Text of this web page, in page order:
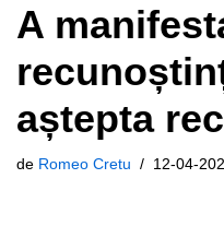
A
aștepta
de Romeo Cretu 12-04-